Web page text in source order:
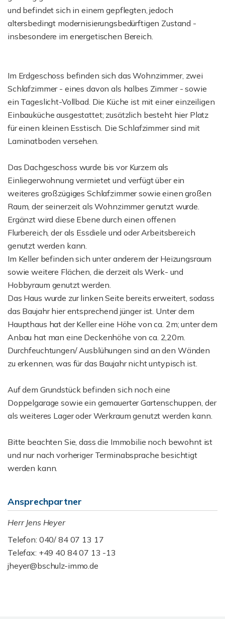
und befindet sich in einem gepflegten, jedoch
altersbedingt modernisierungsbedürftigen Zustand -
insbesondere im energetischen Bereich.
Im Erdgeschoss befinden sich das Wohnzimmer, zwei
Schlafzimmer - eines davon als halbes Zimmer - sowie
ein Tageslicht-Vollbad. Die Küche ist mit einer einzeiligen
Einbauküche ausgestattet; zusätzlich besteht hier Platz
für einen kleinen Esstisch. Die Schlafzimmer sind mit
Laminatboden versehen.
Das Dachgeschoss wurde bis vor Kurzem als
Einliegerwohnung vermietet und verfügt über ein
weiteres großzügiges Schlafzimmer sowie einen großen
Raum, der seinerzeit als Wohnzimmer genutzt wurde.
Ergänzt wird diese Ebene durch einen offenen
Flurbereich, der als Essdiele und oder Arbeitsbereich
genutzt werden kann.
Im Keller befinden sich unter anderem der Heizungsraum
sowie weitere Flächen, die derzeit als Werk- und
Hobbyraum genutzt werden.
Das Haus wurde zur linken Seite bereits erweitert, sodass
das Baujahr hier entsprechend jünger ist. Unter dem
Haupthaus hat der Keller eine Höhe von ca. 2m; unter dem
Anbau hat man eine Deckenhöhe von ca. 2,20m.
Durchfeuchtungen/ Ausblühungen sind an den Wänden
zu erkennen, was für das Baujahr nicht untypisch ist.
Auf dem Grundstück befinden sich noch eine
Doppelgarage sowie ein gemauerter Gartenschuppen, der
als weiteres Lager oder Werkraum genutzt werden kann.
Bitte beachten Sie, dass die Immobilie noch bewohnt ist
und nur nach vorheriger Terminabsprache besichtigt
werden kann.
Ansprechpartner
Herr Jens Heyer
Telefon: 040/ 84 07 13 17
Telefax: +49 40 84 07 13 -13
jheyer@bschulz-immo.de